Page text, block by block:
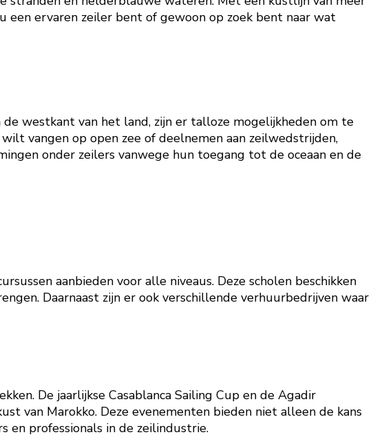
ervaren zeiler bent of gewoon op zoek bent naar wat
westkant van het land, zijn er talloze mogelijkheden om te
vangen op open zee of deelnemen aan zeilwedstrijden,
onder zeilers vanwege hun toegang tot de oceaan en de
aanbieden voor alle niveaus. Deze scholen beschikken
Daarnaast zijn er ook verschillende verhuurbedrijven waar
De jaarlijkse Casablanca Sailing Cup en de Agadir
van Marokko. Deze evenementen bieden niet alleen de kans
en professionals in de zeilindustrie.